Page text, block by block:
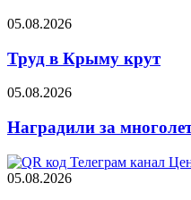
05.08.2026
Труд в Крыму крут
05.08.2026
Наградили за
05.08.2026